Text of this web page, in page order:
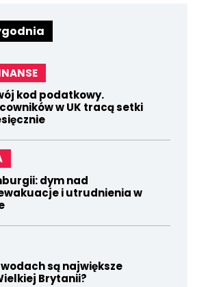
kod podatkowy.
w UK tracą setki
dym nad
i utrudnienia w
są największe
Brytanii?